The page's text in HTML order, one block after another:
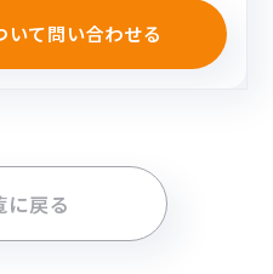
いて問い合わせる
に戻る